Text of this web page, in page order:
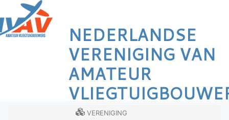
Overslaan
en
naar
NEDERLANDSE
VERENIGING VAN
AMATEUR
Vereniging